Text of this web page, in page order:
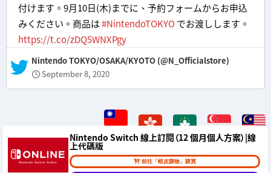
付けます。9月10日(木)までに、予約フォームからお申込
みください。商品は#NintendoTOKYOでお渡しします。
https://t.co/zDQ5WNXPgy
— Nintendo TOKYO/OSAKA/KYOTO (@N_Officialstore)
September 8, 2020
Nintendo Switch 線上訂閱（12 個月個人方案）|線
上代碼版
前往「蝦皮購物」購買